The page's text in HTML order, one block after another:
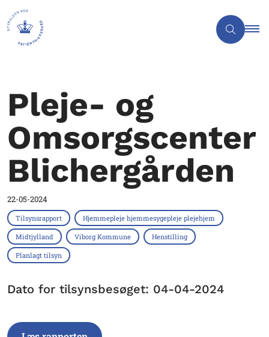
Pleje- og
Omsorgscenter
Blichergården
22-05-2024
Tilsynsrapport Hjemmepleje hjemmesygepleje plejehjem
Midtjylland Viborg Kommune Henstilling
Planlagt tilsyn
Dato for tilsynsbesøget: 04-04-2024